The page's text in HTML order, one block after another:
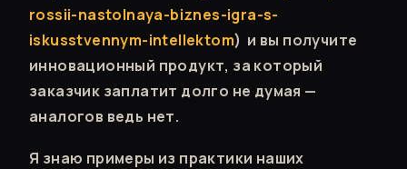
rossii-nastolnaya-biznes-igra-s-
iskusstvennym-intellektom) и вы получите
инновационный продукт, за который
заказчик заплатит долго не думая —
аналогов ведь нет.
Я знаю примеры из практики наших